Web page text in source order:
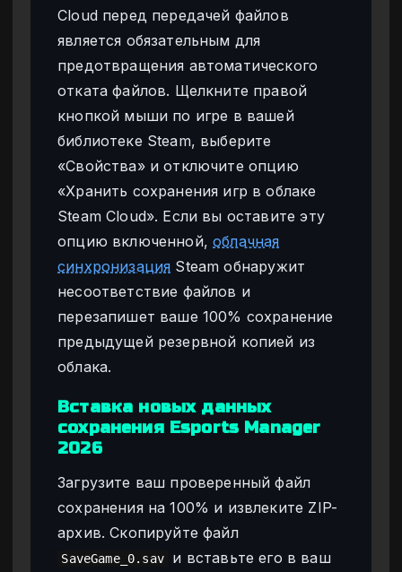
Cloud перед передачей файлов
является обязательным для
предотвращения автоматического
отката файлов. Щелкните правой
кнопкой мыши по игре в вашей
библиотеке Steam, выберите
«Свойства» и отключите опцию
«Хранить сохранения игр в облаке
Steam Cloud». Если вы оставите эту
опцию включенной,облачная
синхронизация Steam обнаружит
несоответствие файлов и
перезапишет ваше 100% сохранение
предыдущей резервной копией из
облака.
Вставка новых данных
сохранения Esports Manager
2026
Загрузите ваш проверенный файл
сохранения на 100% и извлеките ZIP-
архив. Скопируйте файл
SaveGame_0.sav
и вставьте его в ваш